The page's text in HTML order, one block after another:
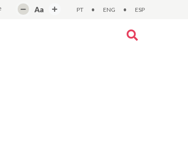
Aa PT • ENG • ESP